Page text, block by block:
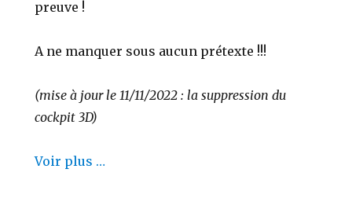
preuve !
A ne manquer sous aucun prétexte !!!
(mise à jour le 11/11/2022 : la suppression du
cockpit 3D)
Voir plus …